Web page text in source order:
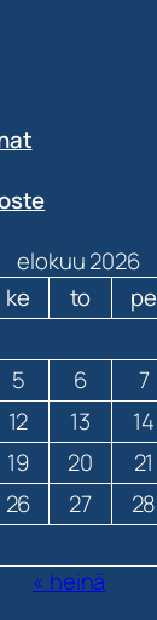
elokuu 2026
ke to pe
5 6 7
12 13 14
19 20 21
26 27 28
« heinä